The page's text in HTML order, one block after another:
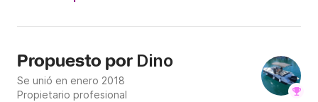
Propuesto por Dino
Se unió en enero 2018
Propietario profesional